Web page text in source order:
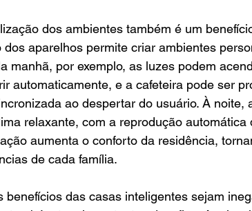
dos ambientes também é um
dos aparelhos permite criar ambientes
manhã, por exemplo, as luzes podem
automaticamente, e a cafeteira pode ser
ao despertar do usuário. À
relaxante, com a reprodução
aumenta o conforto da residência,
de cada família.
benefícios das casas inteligentes sejam